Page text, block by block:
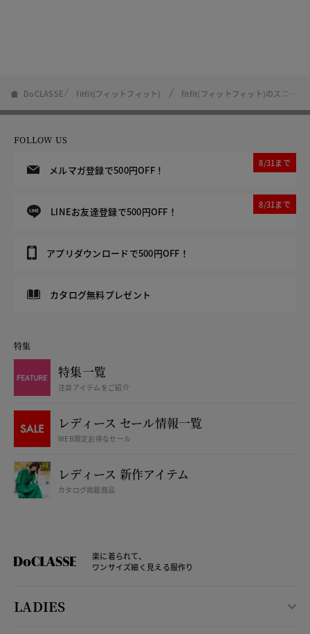
DoCLASSE fitfit(フィットフィット) fitfit(フィットフィット)のスニーカ
FOLLOW US
メルマガ登録で500円OFF！
8/31まで
LINEお友達登録で500円OFF！
8/31まで
アプリダウンロードで500円OFF！
カタログ無料プレゼント
特集
特集一覧
注目アイテムをご紹介
レディース セール情報一覧
WEB限定お得なセール
レディース 新作アイテム
カタログ掲載商品
楽に着られて、
ワンサイズ細く見える服作り
LADIES